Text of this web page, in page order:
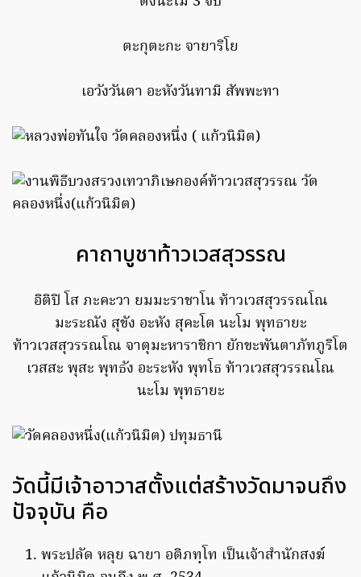
ตะกุตะกะ จายาริโย
เอวังวันตา อะหังวันทามิ สัพพะทา
คาถาบูชาท้าวเวสสุวรรณ
อิติปิ โส ภะคะวา ยมมะราชาโน ท้าวเวสสุวรรณโณ
มะระณัง สุขัง อะหัง สุคะโต นะโม พุทธายะ
ท้าวเวสสุวรรณโณ จาตุมะหาราชิกา ยักขะพันตาภัทภูริโต
เวสสะ พุสะ พุทธัง อะระหัง พุทโธ ท้าวเวสสุวรรณโณ
นะโม พุทธายะ
วัดนี้มีเจ้าอาวาสตั้งแต่สร้างวัดมาจนถึง
ปัจจุบัน คือ
พระปลัด หลุย ฉายา อติภทฺโท เป็นเจ้าสำนักสงฆ์